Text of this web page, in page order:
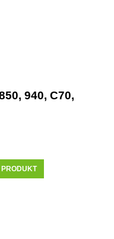
940, C70,
PRODUKT